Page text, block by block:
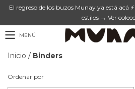
El regreso de los buzos Munay ya está acá
estilos → Ver
MENÚ
Inicio / Binders
Ordenar por